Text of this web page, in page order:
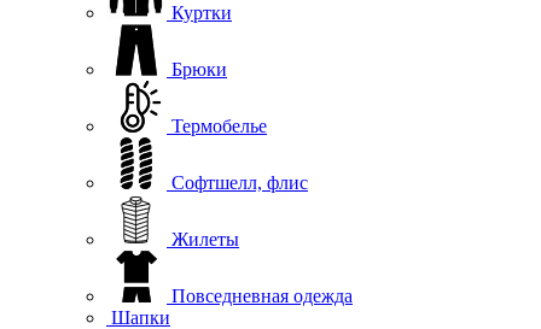
Куртки
Брюки
Термобелье
Софтшелл, флис
Жилеты
Повседневная одежда
Шапки